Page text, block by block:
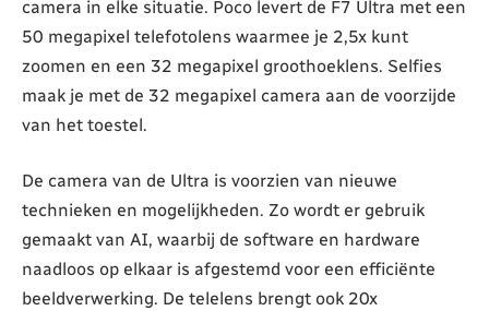
camera in elke situatie. Poco levert de F7 Ultra met een
50 megapixel telefotolens waarmee je 2,5x kunt
zoomen en een 32 megapixel groothoeklens. Selfies
maak je met de 32 megapixel camera aan de voorzijde
van het toestel.
De camera van de Ultra is voorzien van nieuwe
technieken en mogelijkheden. Zo wordt er gebruik
gemaakt van AI, waarbij de software en hardware
naadloos op elkaar is afgestemd voor een efficiënte
beeldverwerking. De telelens brengt ook 20x